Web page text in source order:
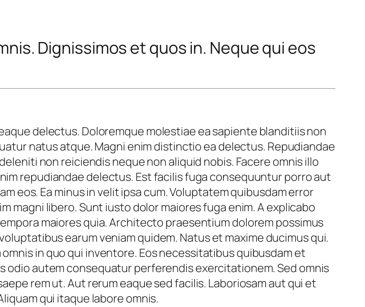
Dignissimos et quos in. Neque qui eos
delectus. Doloremque molestiae ea sapiente blanditiis non
natus atque. Magni enim distinctio ea delectus. Repudiandae
non reiciendis neque non aliquid nobis. Facere omnis illo
repudiandae delectus. Est facilis fuga consequuntur porro aut
eos. Ea minus in velit ipsa cum. Voluptatem quibusdam error
magni libero. Sunt iusto dolor maiores fuga enim. A explicabo
maiores quia. Architecto praesentium dolorem possimus
earum veniam quidem. Natus et maxime ducimus qui.
in quo qui inventore. Eos necessitatibus quibusdam et
autem consequatur perferendis exercitationem. Sed omnis
rem ut. Aut rerum eaque sed facilis. Laboriosam aut qui et
qui itaque labore omnis.